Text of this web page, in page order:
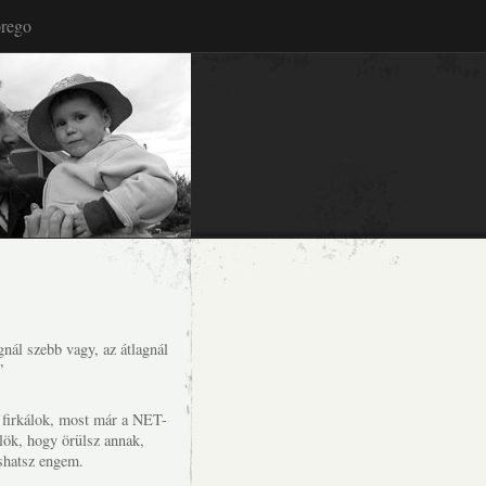
szebb vagy, az átlagnál
most már a NET-
hogy örülsz annak,
engem.